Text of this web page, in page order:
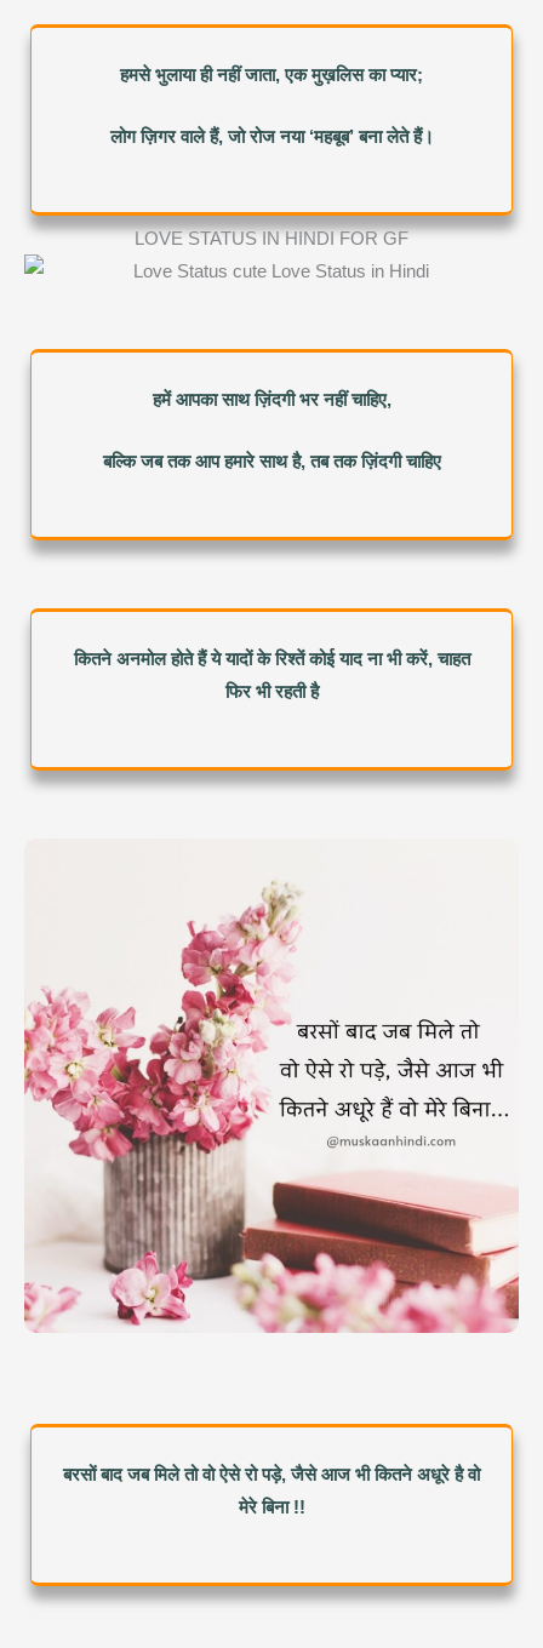
हमसे भुलाया ही नहीं जाता, एक मुख़लिस का प्यार;
लोग ज़िगर वाले हैं, जो रोज नया ‘महबूब’ बना लेते हैं।
LOVE STATUS IN HINDI FOR GF
हमें आपका साथ ज़िंदगी भर नहीं चाहिए,
बल्कि जब तक आप हमारे साथ है, तब तक ज़िंदगी चाहिए
कितने अनमोल होते हैं ये यादों के रिश्तें कोई याद ना भी करें, चाहत
फिर भी रहती है
बरसों बाद जब मिले तो वो ऐसे रो पड़े, जैसे आज भी कितने अधूरे है वो
मेरे बिना !!